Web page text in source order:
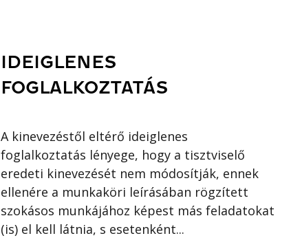
IDEIGLENES
FOGLALKOZTATÁS
A kinevezéstől eltérő ideiglenes
foglalkoztatás lényege, hogy a tisztviselő
eredeti kinevezését nem módosítják, ennek
ellenére a munkaköri leírásában rögzített
szokásos munkájához képest más feladatokat
(is) el kell látnia, s esetenként...